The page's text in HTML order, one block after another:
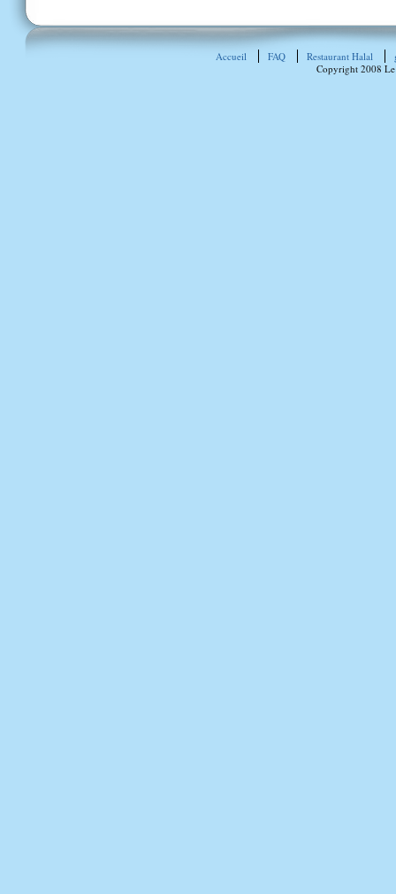
Accueil FAQ Restaurant Halal
Copyright 2008